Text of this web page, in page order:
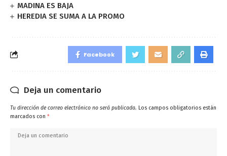
MADINA ES BAJA
HEREDIA SE SUMA A LA PROMO
Facebook
Deja un comentario
Tu dirección de correo electrónico no será publicada. Los campos obligatorios están
marcados con *